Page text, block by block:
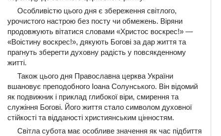
Особливістю цього дня є збереження світлого,
урочистого настрою без посту чи обмежень. Віряни
продовжують вітатися словами «Христос воскрес!» —
«Воістину воскрес!», дякують Богові за дар життя та
прагнуть зберегти духовну радість у повсякденному
житті.
Також цього дня Православна церква України
вшановує преподобного Іоана Солунського. Він відомий
як подвижник і приклад глибокої віри, смирення та
служіння Богові. Його життя стало символом духовної
стійкості та відданості християнським цінностям.
Світла субота має особливе значення як час підбиття